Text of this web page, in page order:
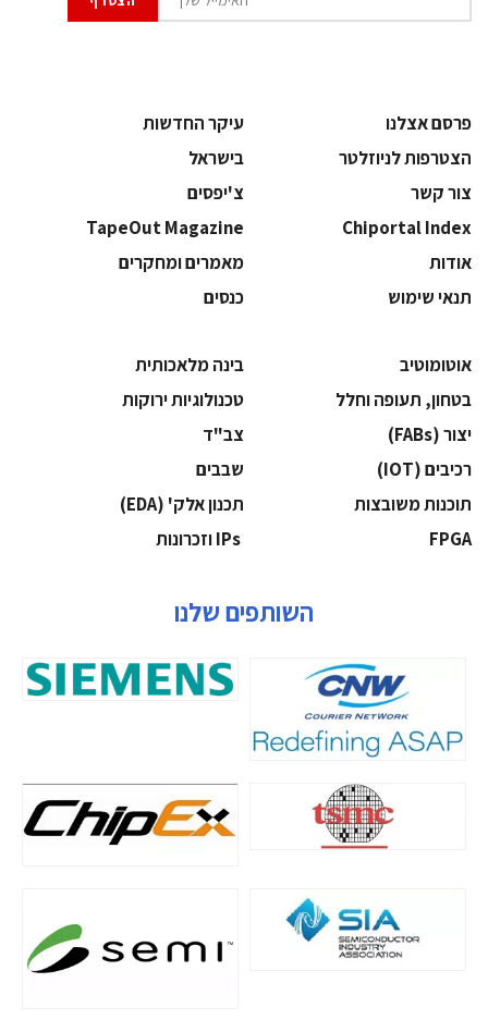
פרסם אצלנו
עיקר החדשות
הצטרפות לניוזלטר
בישראל
צור קשר
צ'יפסים
Chiportal Index
TapeOut Magazine
אודות
מאמרים ומחקרים
תנאי שימוש
כנסים
אוטומוטיב
בינה מלאכותית
בטחון, תעופה וחלל
‫טכנולוגיות ירוקות‬
‫יצור (‪(FABs‬‬
‫צב"ד‬
‫רכיבים‬ (IOT)
‫שבבים‬
‫תוכנות משובצות‬
‫תכנון אלק' (‪(EDA‬‬
‫‪FPGA‬‬
השותפים שלנו